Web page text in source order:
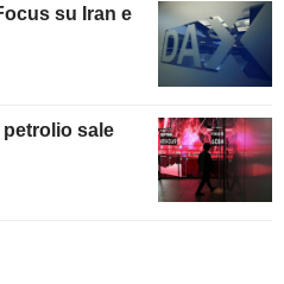
su Iran e
sale